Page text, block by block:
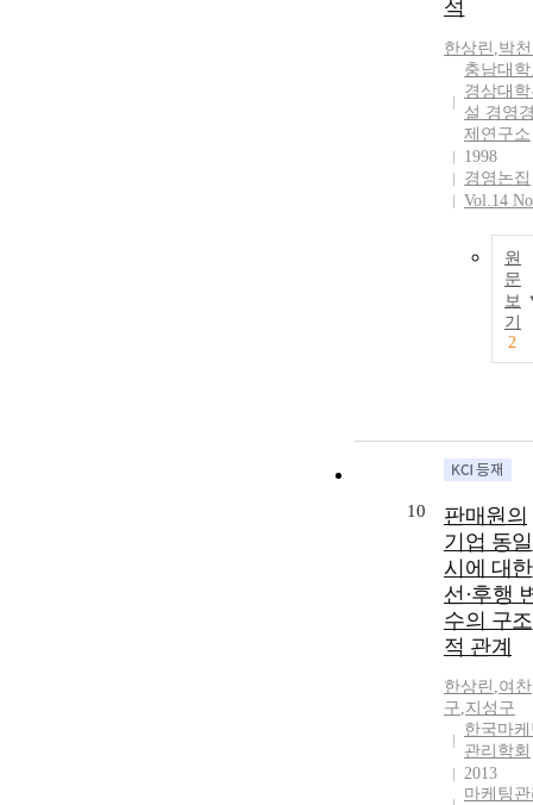
석
한상린 ,박
충남대
경상대
설 경영
제연구소
1998
경영논집
Vol.14
원
문
보
기
2
10
판매원의
기업 동일
시에 대한
선·후행
수의 구조
적 관계
한상린 ,여찬
구,지성구
한국마
관리학회
2013
마케팅